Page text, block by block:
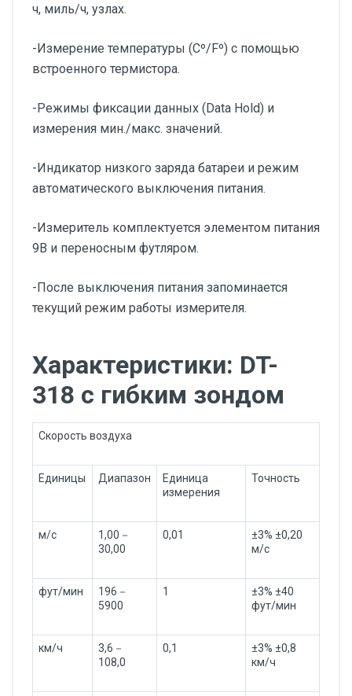
ч, миль/ч, узлах.
-Измерение температуры (Сº/Fº) с помощью
встроенного термистора.
-Режимы фиксации данных (Data Hold) и
измерения мин./макс. значений.
-Индикатор низкого заряда батареи и режим
автоматического выключения питания.
-Измеритель комплектуется элементом питания
9В и переносным футляром.
-После выключения питания запоминается
текущий режим работы измерителя.
Характеристики: DT-
318 с гибким зондом
Скорость воздуха
Единицы Диапазон
Единица
измерения
Точность
м/с
1,00－
30,00
0,01
±3% ±0,20
м/с
фут/мин
196－
5900
1
±3% ±40
фут/мин
км/ч
3,6－
108,0
0,1
±3% ±0,8
км/ч